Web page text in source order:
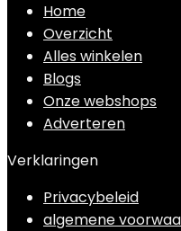
Home
Overzicht
Alles winkelen
Blogs
Onze webshops
Adverteren
Verklaringen
Privacybeleid
algemene